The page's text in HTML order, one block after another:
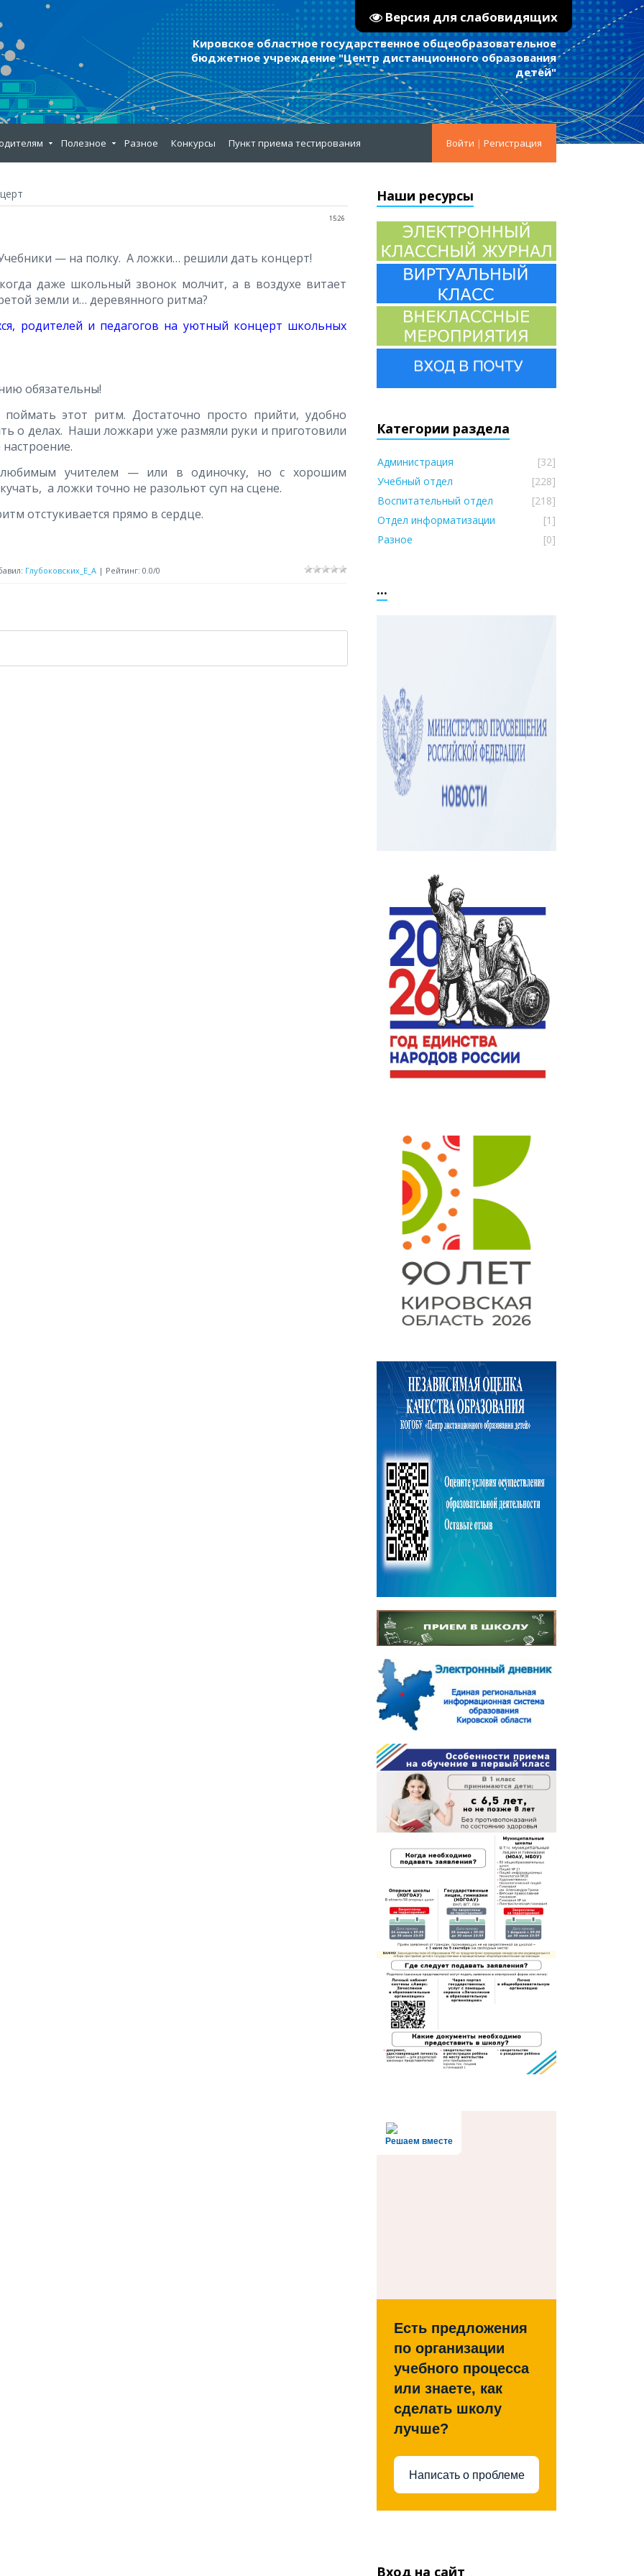
Версия для слабовидящих
Кировское областное государственное общеобразовательное
бюджетное учреждение "Центр дистанционного образования
детей"
Войти | Регистрация
Полезное Разное Конкурсы Пункт приема тестирования
15:26
— на полку. А ложки… решили дать концерт!
даже школьный звонок молчит, а в воздухе витает
земли и… деревянного ритма?
родителей и педагогов на уютный концерт школьных
обязательны!
этот ритм. Достаточно просто прийти, удобно
о делах. Наши ложкари уже размяли руки и приготовили
любимым учителем — или в одиночку, но с хорошим
а ложки точно не разольют суп на сцене.
отстукивается прямо в сердце.
: Глубоковских_Е_А | Рейтинг: 0.0/0
Наши ресурсы
Категории раздела
Администрация
[32]
Учебный отдел
[228]
Воспитательный отдел
[218]
Отдел информатизации
[1]
Разное
[0]
...
Решаем вместе
Есть предложения
по организации
учебного процесса
или знаете, как
сделать школу
лучше?
Написать о проблеме
Вход на сайт